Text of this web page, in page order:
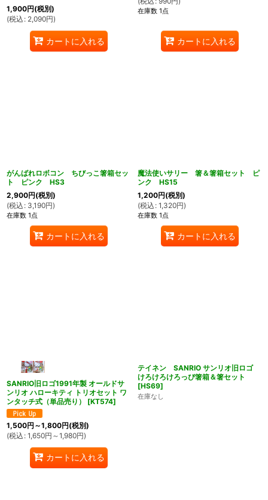
1,900円(税別)
(税込 : 2,090円)
カートに入れる
在庫数 1点
カートに入れる
がんばれロボコン ちびっこ箸箱セッ
ト ピンク HS3
2,900円(税別)
(税込 : 3,190円)
在庫数 1点
カートに入れる
魔法使いサリー 箸＆箸箱セット ピ
ンク HS15
1,200円(税別)
(税込 : 1,320円)
在庫数 1点
カートに入れる
SANRIO旧ロゴ1991年製 オールドサ
ンリオ ハローキティ トリオセット ワ
ンタッチ式（単品売り）
[KT574]
1,500円 ～1,800円(税別)
(税込 : 1,650円 ～1,980円)
カートに入れる
テイネン SANRIO サンリオ旧ロゴ
けろけろけろっぴ箸箱＆箸セット
[HS69]
在庫なし